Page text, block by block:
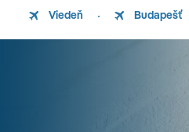
Viedeň Budapešť